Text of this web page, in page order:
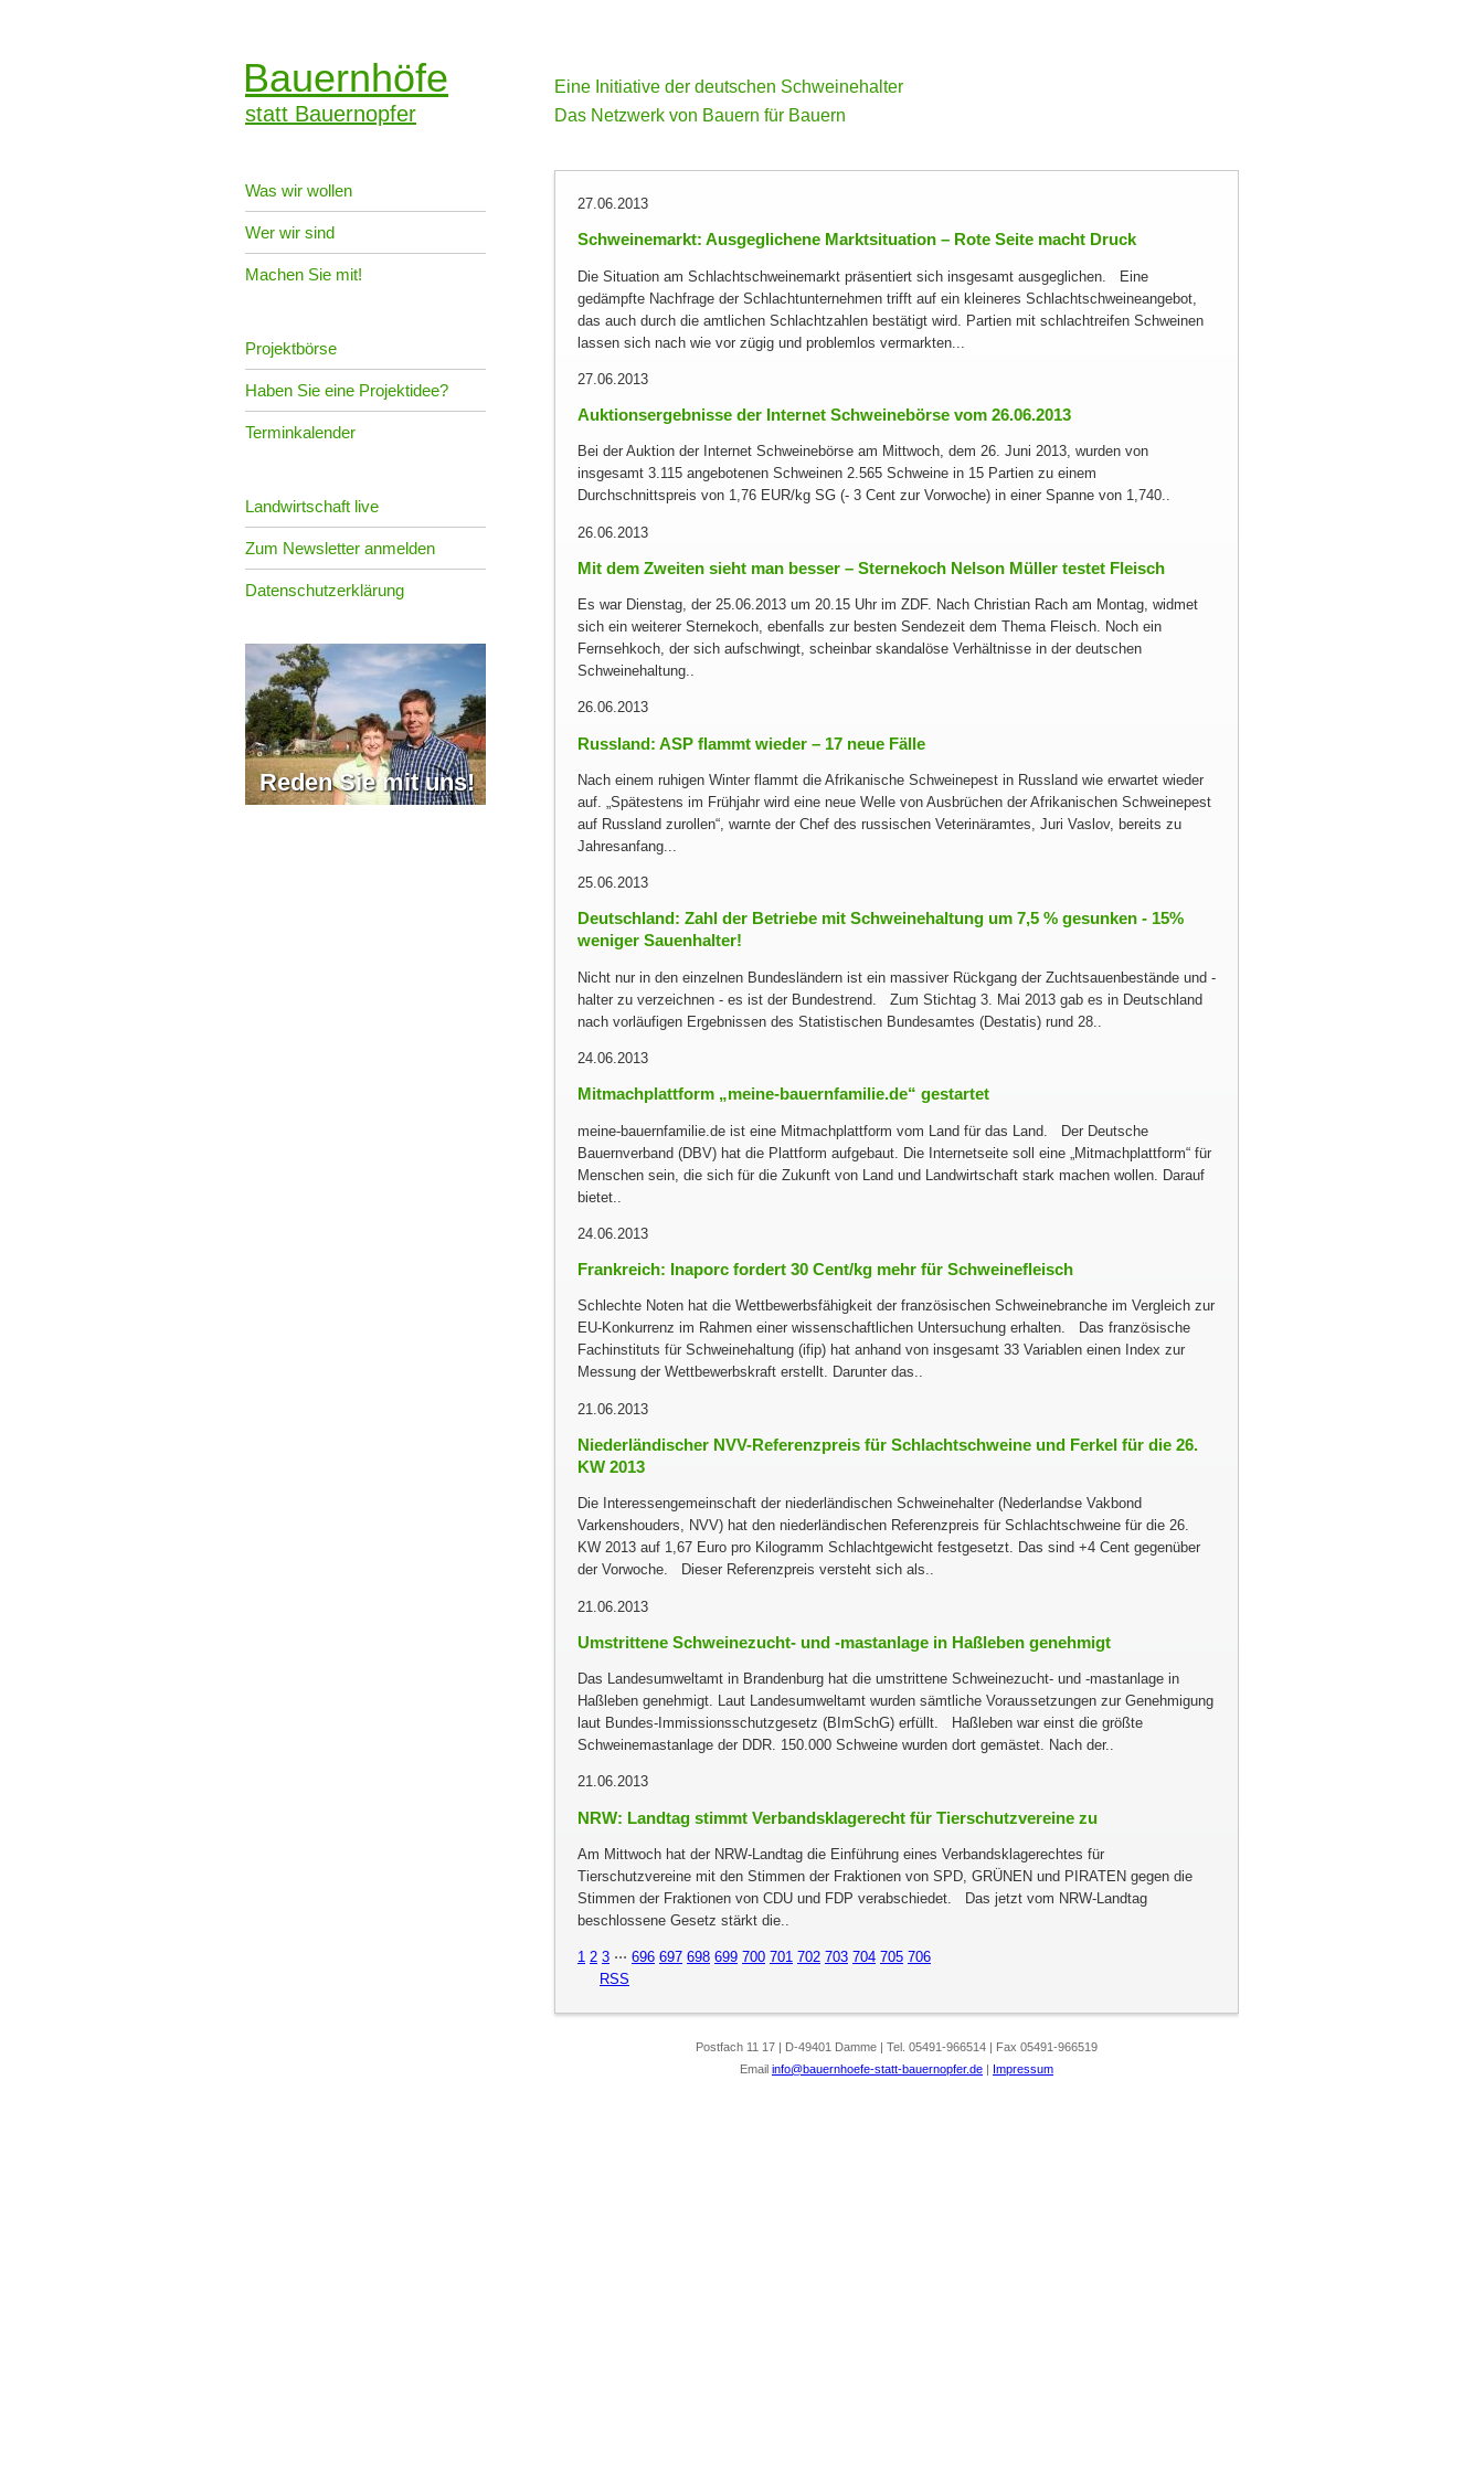
Bauernhöfe
statt Bauernopfer
Eine Initiative der deutschen Schweinehalter
Das Netzwerk von Bauern für Bauern
Was wir wollen
Wer wir sind
Machen Sie mit!
Projektbörse
Haben Sie eine Projektidee?
Terminkalender
Landwirtschaft live
Zum Newsletter anmelden
Datenschutzerklärung
Reden Sie mit uns!
27.06.2013
Schweinemarkt: Ausgeglichene Marktsituation – Rote Seite macht Druck
Die Situation am Schlachtschweinemarkt präsentiert sich insgesamt ausgeglichen. Eine
gedämpfte Nachfrage der Schlachtunternehmen trifft auf ein kleineres Schlachtschweineangebot,
das auch durch die amtlichen Schlachtzahlen bestätigt wird. Partien mit schlachtreifen Schweinen
lassen sich nach wie vor zügig und problemlos vermarkten...
27.06.2013
Auktionsergebnisse der Internet Schweinebörse vom 26.06.2013
Bei der Auktion der Internet Schweinebörse am Mittwoch, dem 26. Juni 2013, wurden von
insgesamt 3.115 angebotenen Schweinen 2.565 Schweine in 15 Partien zu einem
Durchschnittspreis von 1,76 EUR/kg SG (- 3 Cent zur Vorwoche) in einer Spanne von 1,740..
26.06.2013
Mit dem Zweiten sieht man besser – Sternekoch Nelson Müller testet Fleisch
Es war Dienstag, der 25.06.2013 um 20.15 Uhr im ZDF. Nach Christian Rach am Montag, widmet
sich ein weiterer Sternekoch, ebenfalls zur besten Sendezeit dem Thema Fleisch. Noch ein
Fernsehkoch, der sich aufschwingt, scheinbar skandalöse Verhältnisse in der deutschen
Schweinehaltung..
26.06.2013
Russland: ASP flammt wieder – 17 neue Fälle
Nach einem ruhigen Winter flammt die Afrikanische Schweinepest in Russland wie erwartet wieder
auf. „Spätestens im Frühjahr wird eine neue Welle von Ausbrüchen der Afrikanischen Schweinepest
auf Russland zurollen“, warnte der Chef des russischen Veterinäramtes, Juri Vaslov, bereits zu
Jahresanfang...
25.06.2013
Deutschland: Zahl der Betrie­be mit Schweine­hal­tung um 7,5 % ge­sun­ken - 15%
weniger Sauenhalter!
Nicht nur in den einzelnen Bundesländern ist ein massiver Rückgang der Zuchtsauenbestände und -
halter zu verzeichnen - es ist der Bundestrend. Zum Stichtag 3. Mai 2013 gab es in Deutschland
nach vorläufigen Ergebnissen des Statistischen Bundesamtes (Destatis) rund 28..
24.06.2013
Mitmachplattform „meine-bauernfamilie.de“ gestartet
meine-bauernfamilie.de ist eine Mitmachplattform vom Land für das Land. Der Deutsche
Bauernverband (DBV) hat die Plattform aufgebaut. Die Internetseite soll eine „Mitmachplattform“ für
Menschen sein, die sich für die Zukunft von Land und Landwirtschaft stark machen wollen. Darauf
bietet..
24.06.2013
Frankreich: Inaporc fordert 30 Cent/kg mehr für Schweinefleisch
Schlechte Noten hat die Wettbewerbsfähigkeit der französischen Schweinebranche im Vergleich zur
EU-Konkurrenz im Rahmen einer wissenschaftlichen Untersuchung erhalten. Das französische
Fachinstituts für Schweinehaltung (ifip) hat anhand von insgesamt 33 Variablen einen Index zur
Messung der Wettbewerbskraft erstellt. Darunter das..
21.06.2013
Niederländischer NVV-Referenzpreis für Schlachtschweine und Ferkel für die 26.
KW 2013
Die Interessengemeinschaft der niederländischen Schweinehalter (Nederlandse Vakbond
Varkenshouders, NVV) hat den niederländischen Referenzpreis für Schlachtschweine für die 26.
KW 2013 auf 1,67 Euro pro Kilogramm Schlachtgewicht festgesetzt. Das sind +4 Cent gegenüber
der Vorwoche. Dieser Referenzpreis versteht sich als..
21.06.2013
Umstrittene Schweinezucht- und -mastanlage in Haßleben genehmigt
Das Landesumweltamt in Brandenburg hat die umstrittene Schweinezucht- und -mastanlage in
Haßleben genehmigt. Laut Landesumweltamt wurden sämtliche Voraussetzungen zur Genehmigung
laut Bundes-Immissionsschutzgesetz (BImSchG) erfüllt. Haßleben war einst die größte
Schweinemastanlage der DDR. 150.000 Schweine wurden dort gemästet. Nach der..
21.06.2013
NRW: Landtag stimmt Verbandsklagerecht für Tierschutzvereine zu
Am Mittwoch hat der NRW-Landtag die Einführung eines Verbandsklagerechtes für
Tierschutzvereine mit den Stimmen der Fraktionen von SPD, GRÜNEN und PIRATEN gegen die
Stimmen der Fraktionen von CDU und FDP verabschiedet. Das jetzt vom NRW-Landtag
beschlossene Gesetz stärkt die..
1 2 3 ⋅⋅⋅ 696 697 698 699 700 701 702 703 704 705 706
RSS
Postfach 11 17 | D-49401 Damme | Tel. 05491-966514 | Fax 05491-966519
Email info@bauernhoefe-statt-bauernopfer.de Impressum